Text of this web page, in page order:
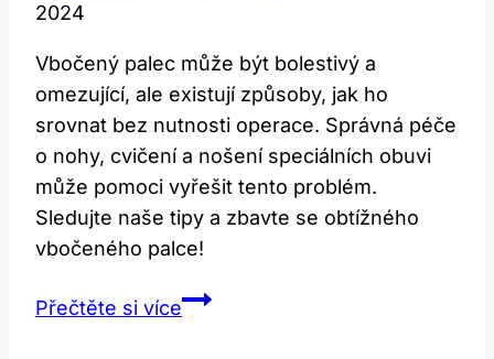
2024
Vbočený palec může být bolestivý a
omezující, ale existují způsoby, jak ho
srovnat bez nutnosti operace. Správná péče
o nohy, cvičení a nošení speciálních obuvi
může pomoci vyřešit tento problém.
Sledujte naše tipy a zbavte se obtížného
vbočeného palce!
Přečtěte si víceVbočený